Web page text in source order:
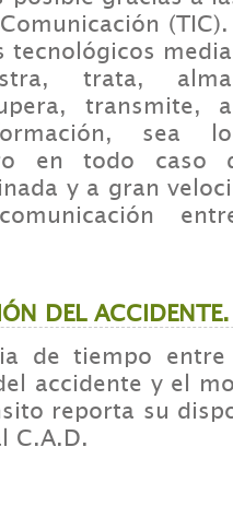
tecnológicos
trata,
transmite,
sea
en todo caso
y a gran
DEL ACCIDENTE.
de tiempo
accidente y el
reporta su
C.A.D.